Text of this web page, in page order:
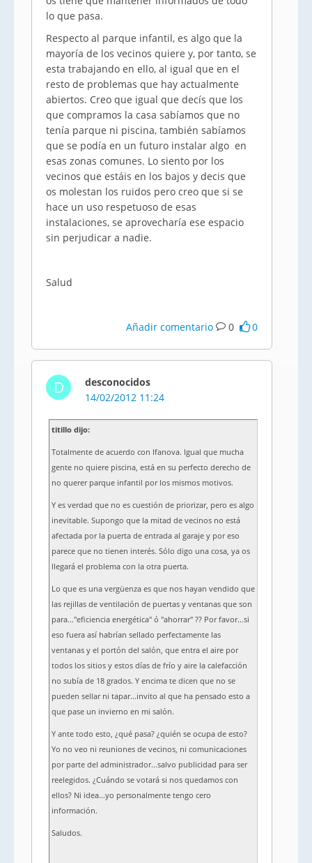
lo que pasa.
Respecto al parque infantil, es algo que la
mayoría de los vecinos quiere y, por tanto, se
esta trabajando en ello, al igual que en el
resto de problemas que hay actualmente
abiertos. Creo que igual que decís que los
que compramos la casa sabíamos que no
tenía parque ni piscina, también sabíamos
que se podía en un futuro instalar algo en
esas zonas comunes. Lo siento por los
vecinos que estáis en los bajos y decis que
os molestan los ruidos pero creo que si se
hace un uso respetuoso de esas
instalaciones, se aprovecharía ese espacio
sin perjudicar a nadie.
Salud
Añadir comentario 0 0
D
desconocidos
14/02/2012 11:24
titillo dijo:
Totalmente de acuerdo con Ifanova. Igual que mucha
gente no quiere piscina, está en su perfecto derecho de
no querer parque infantil por los mismos motivos.
Y es verdad que no es cuestión de priorizar, pero es algo
inevitable. Supongo que la mitad de vecinos no está
afectada por la puerta de entrada al garaje y por eso
parece que no tienen interés. Sólo digo una cosa, ya os
llegará el problema con la otra puerta.
Lo que es una vergüenza es que nos hayan vendido que
las rejillas de ventilación de puertas y ventanas que son
para..."eficiencia energética" ó "ahorrar" ?? Por favor...si
eso fuera así habrían sellado perfectamente las
ventanas y el portón del salón, que entra el aire por
todos los sitios y estos días de frío y aire la calefacción
no subía de 18 grados. Y encima te dicen que no se
pueden sellar ni tapar...invito al que ha pensado esto a
que pase un invierno en mi salón.
Y ante todo esto, ¿qué pasa? ¿quién se ocupa de esto?
Yo no veo ni reuniones de vecinos, ni comunicaciones
por parte del administrador...salvo publicidad para ser
reelegidos. ¿Cuándo se votará si nos quedamos con
ellos? Ni idea...yo personalmente tengo cero
información.
Saludos.